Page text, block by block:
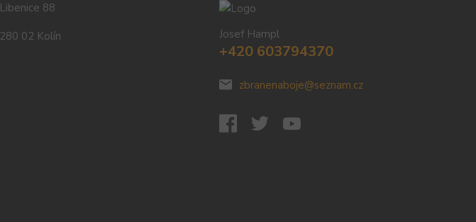
Libenice 88
280 02 Kolín
Josef Hampl
+420 603794370
zbranenaboje@seznam.cz